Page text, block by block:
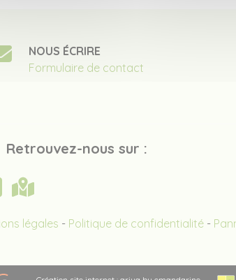
NOUS ÉCRIRE
Formulaire de contact
Retrouvez-nous sur :
légales - Politique de confidentialité -